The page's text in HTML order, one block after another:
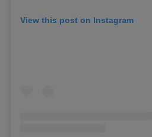
View this post on Instagram